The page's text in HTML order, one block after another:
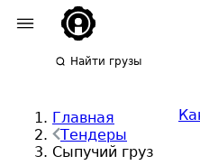
Найти грузы
Главная
Тендеры
Сыпучий груз